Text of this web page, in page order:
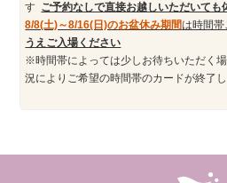
す ご予約なしで直接お越しいただいても
8/8(土)～8/16(日)のお盆休み期間は時間帯
うえご入場ください
※時間帯によっては少しお待ちいただく
況によりご希望の時間帯のカードが終了